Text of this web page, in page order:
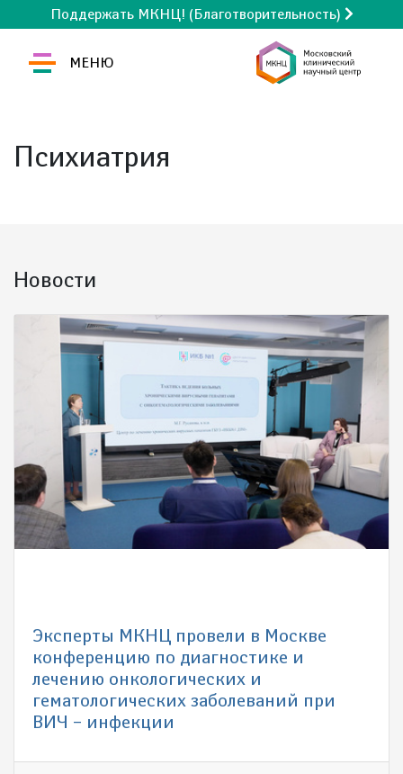
Поддержать МКНЦ! (Благотворительность)
МЕНЮ
Психиатрия
Новости
Эксперты МКНЦ провели в Москве
конференцию по диагностике и
лечению онкологических и
гематологических заболеваний при
ВИЧ – инфекции